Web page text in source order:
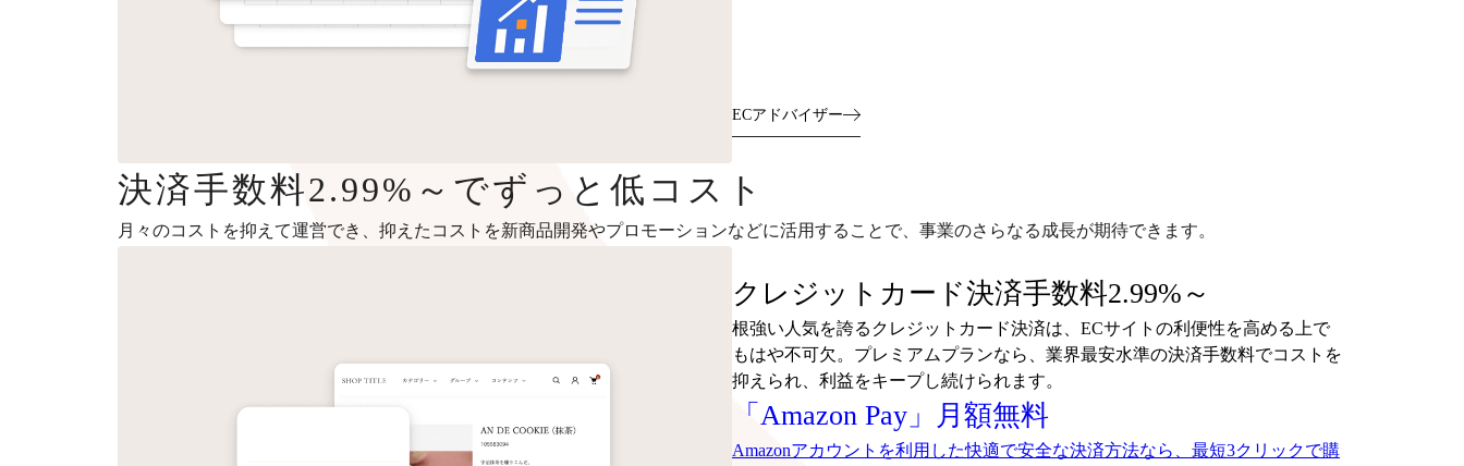
ECアドバイザー
決済手数料2.99%～でずっと低コスト
月々のコストを抑えて運営でき、抑えたコストを新商品開発やプロモーションなどに活用することで、事業のさらなる成長が期待できます。
クレジットカード決済手数料2.99%～
根強い人気を誇るクレジットカード決済は、ECサイトの利便性を高める上で
もはや不可欠。プレミアムプランなら、業界最安水準の決済手数料でコストを
抑えられ、利益をキープし続けられます。
「Amazon Pay」月額無料
Amazonアカウントを利用した快適で安全な決済方法なら、最短3クリックで購